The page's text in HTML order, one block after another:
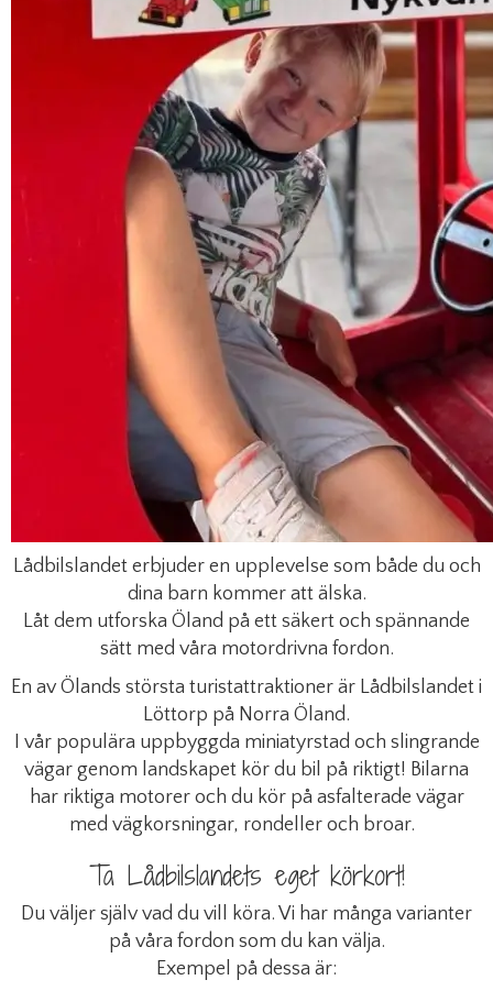
Lådbilslandet erbjuder en upplevelse som både du och
dina barn kommer att älska.
Låt dem utforska Öland på ett säkert och spännande
sätt med våra motordrivna fordon.
En av Ölands största turistattraktioner är Lådbilslandet i
Löttorp på Norra Öland.
I vår populära uppbyggda miniatyrstad och slingrande
vägar genom landskapet kör du bil på riktigt! Bilarna
har riktiga motorer och du kör på asfalterade vägar
med vägkorsningar, rondeller och broar.
Ta Lådbilslandets eget körkort!
Du väljer själv vad du vill köra. Vi har många varianter
på våra fordon som du kan välja.
Exempel på dessa är: